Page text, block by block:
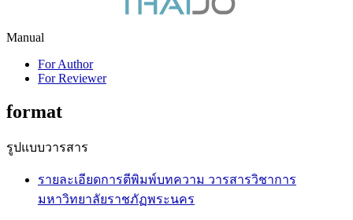
Manual
For Author
For Reviewer
format
รูปแบบวารสาร
รายละเอียดการตีพิมพ์บทความ วารสารวิชาการ
มหาวิทยาลัยราชภัฏพระนคร